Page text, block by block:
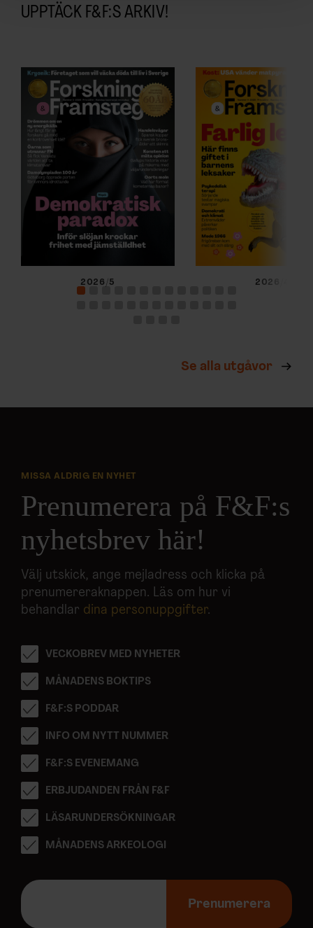
och annonserna till användarna, tillhandahålla funktioner
för sociala medier och analysera vår trafik. Vi
annons- och analysföretag som vi samarbetar med.
Dessa kan i sin tur kombinera informationen med annan
information som du har tillhandahållit eller som de har
samlat in när du har använt deras tjänster.
UPPTÄCK F&F:S ARKIV!
2026/5 2026/4
Se alla utgåvor
MISSA ALDRIG EN NYHET
Prenumerera på F&F:s
nyhetsbrev här!
Välj utskick, ange mejladress och klicka på
prenumereraknappen. Läs om hur vi
behandlar dina personuppgifter.
VECKOBREV MED NYHETER
MÅNADENS BOKTIPS
F&F:S PODDAR
INFO OM NYTT NUMMER
F&F:S EVENEMANG
ERBJUDANDEN FRÅN F&F
LÄSARUNDERSÖKNINGAR
MÅNADENS ARKEOLOGI
E
p
Prenumerera